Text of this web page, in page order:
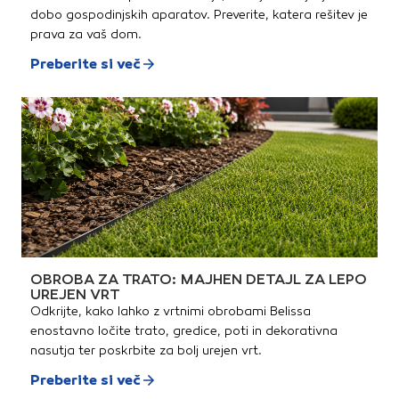
natančnost pri ponavljajočih
se rezihintegrirana podporna
letev (kontra prislon) pri
modelih 131 in 161 za natančen
nadzor dolžine reza na obeh
koncih ploščiceIntegrirani
131 in 161v osnovnem položaju
delujejo kot vzmetno podprti
blažilci za lažje lomljenjev
izvlečenem položaju služijo
kot dodatna opora pri delu z
velikoformatnimi
ploščicamiNova rezalna glava
za gladek pomik in popoln
nadzornastavljivi ležaji po
treh oseh (zgornji, spodnji in
bočni)dinamično prilagajanje
gibom pri zarezovanju in
lomljenjupremični ležaji za
gladek pomik pri različnih
debelinah materialanova, še
bolj ergonomska oblika, ki
ponuja izboljšano oporo pri
lomljenjuindikatorji sile za
popolno kontrolo zarezovanja
in lomljenjevečja moč in boljša
zarezovanjuIzpopolnjeno
dobo gospodinjskih aparatov. Preverite, katera rešitev je
prava za vaš dom.
Preberite si več
OBROBA ZA TRATO: MAJHEN DETAJL ZA LEPO
UREJEN VRT
Odkrijte, kako lahko z vrtnimi obrobami Belissa
enostavno ločite trato, gredice, poti in dekorativna
nasutja ter poskrbite za bolj urejen vrt.
Preberite si več